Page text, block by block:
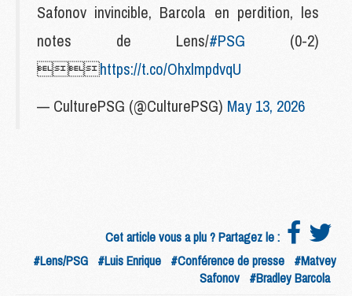
Safonov invincible, Barcola en perdition, les
notes de Lens/#PSG (0-2)
https://t.co/OhxlmpdvqU
— CulturePSG (@CulturePSG) May 13, 2026
Cet article vous a plu ? Partagez le :
#Lens/PSG #Luis Enrique #Conférence de presse #Matvey
Safonov #Bradley Barcola